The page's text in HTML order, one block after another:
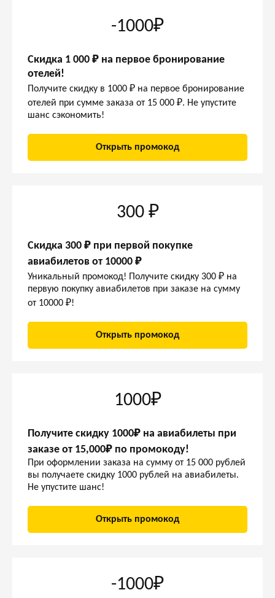
-1000₽
Скидка 1 000 ₽ на первое бронирование
отелей!
Получите скидку в 1000 ₽ на первое бронирование
отелей при сумме заказа от 15 000 ₽. Не упустите
шанс сэкономить!
Открыть промокод
300 ₽
Скидка 300 ₽ при первой покупке
авиабилетов от 10000 ₽
Уникальный промокод! Получите скидку 300 ₽ на
первую покупку авиабилетов при заказе на сумму
от 10000 ₽!
Открыть промокод
1000₽
Получите скидку 1000₽ на авиабилеты при
заказе от 15,000₽ по промокоду!
При оформлении заказа на сумму от 15 000 рублей
вы получаете скидку 1000 рублей на авиабилеты.
Не упустите шанс!
Открыть промокод
-1000₽